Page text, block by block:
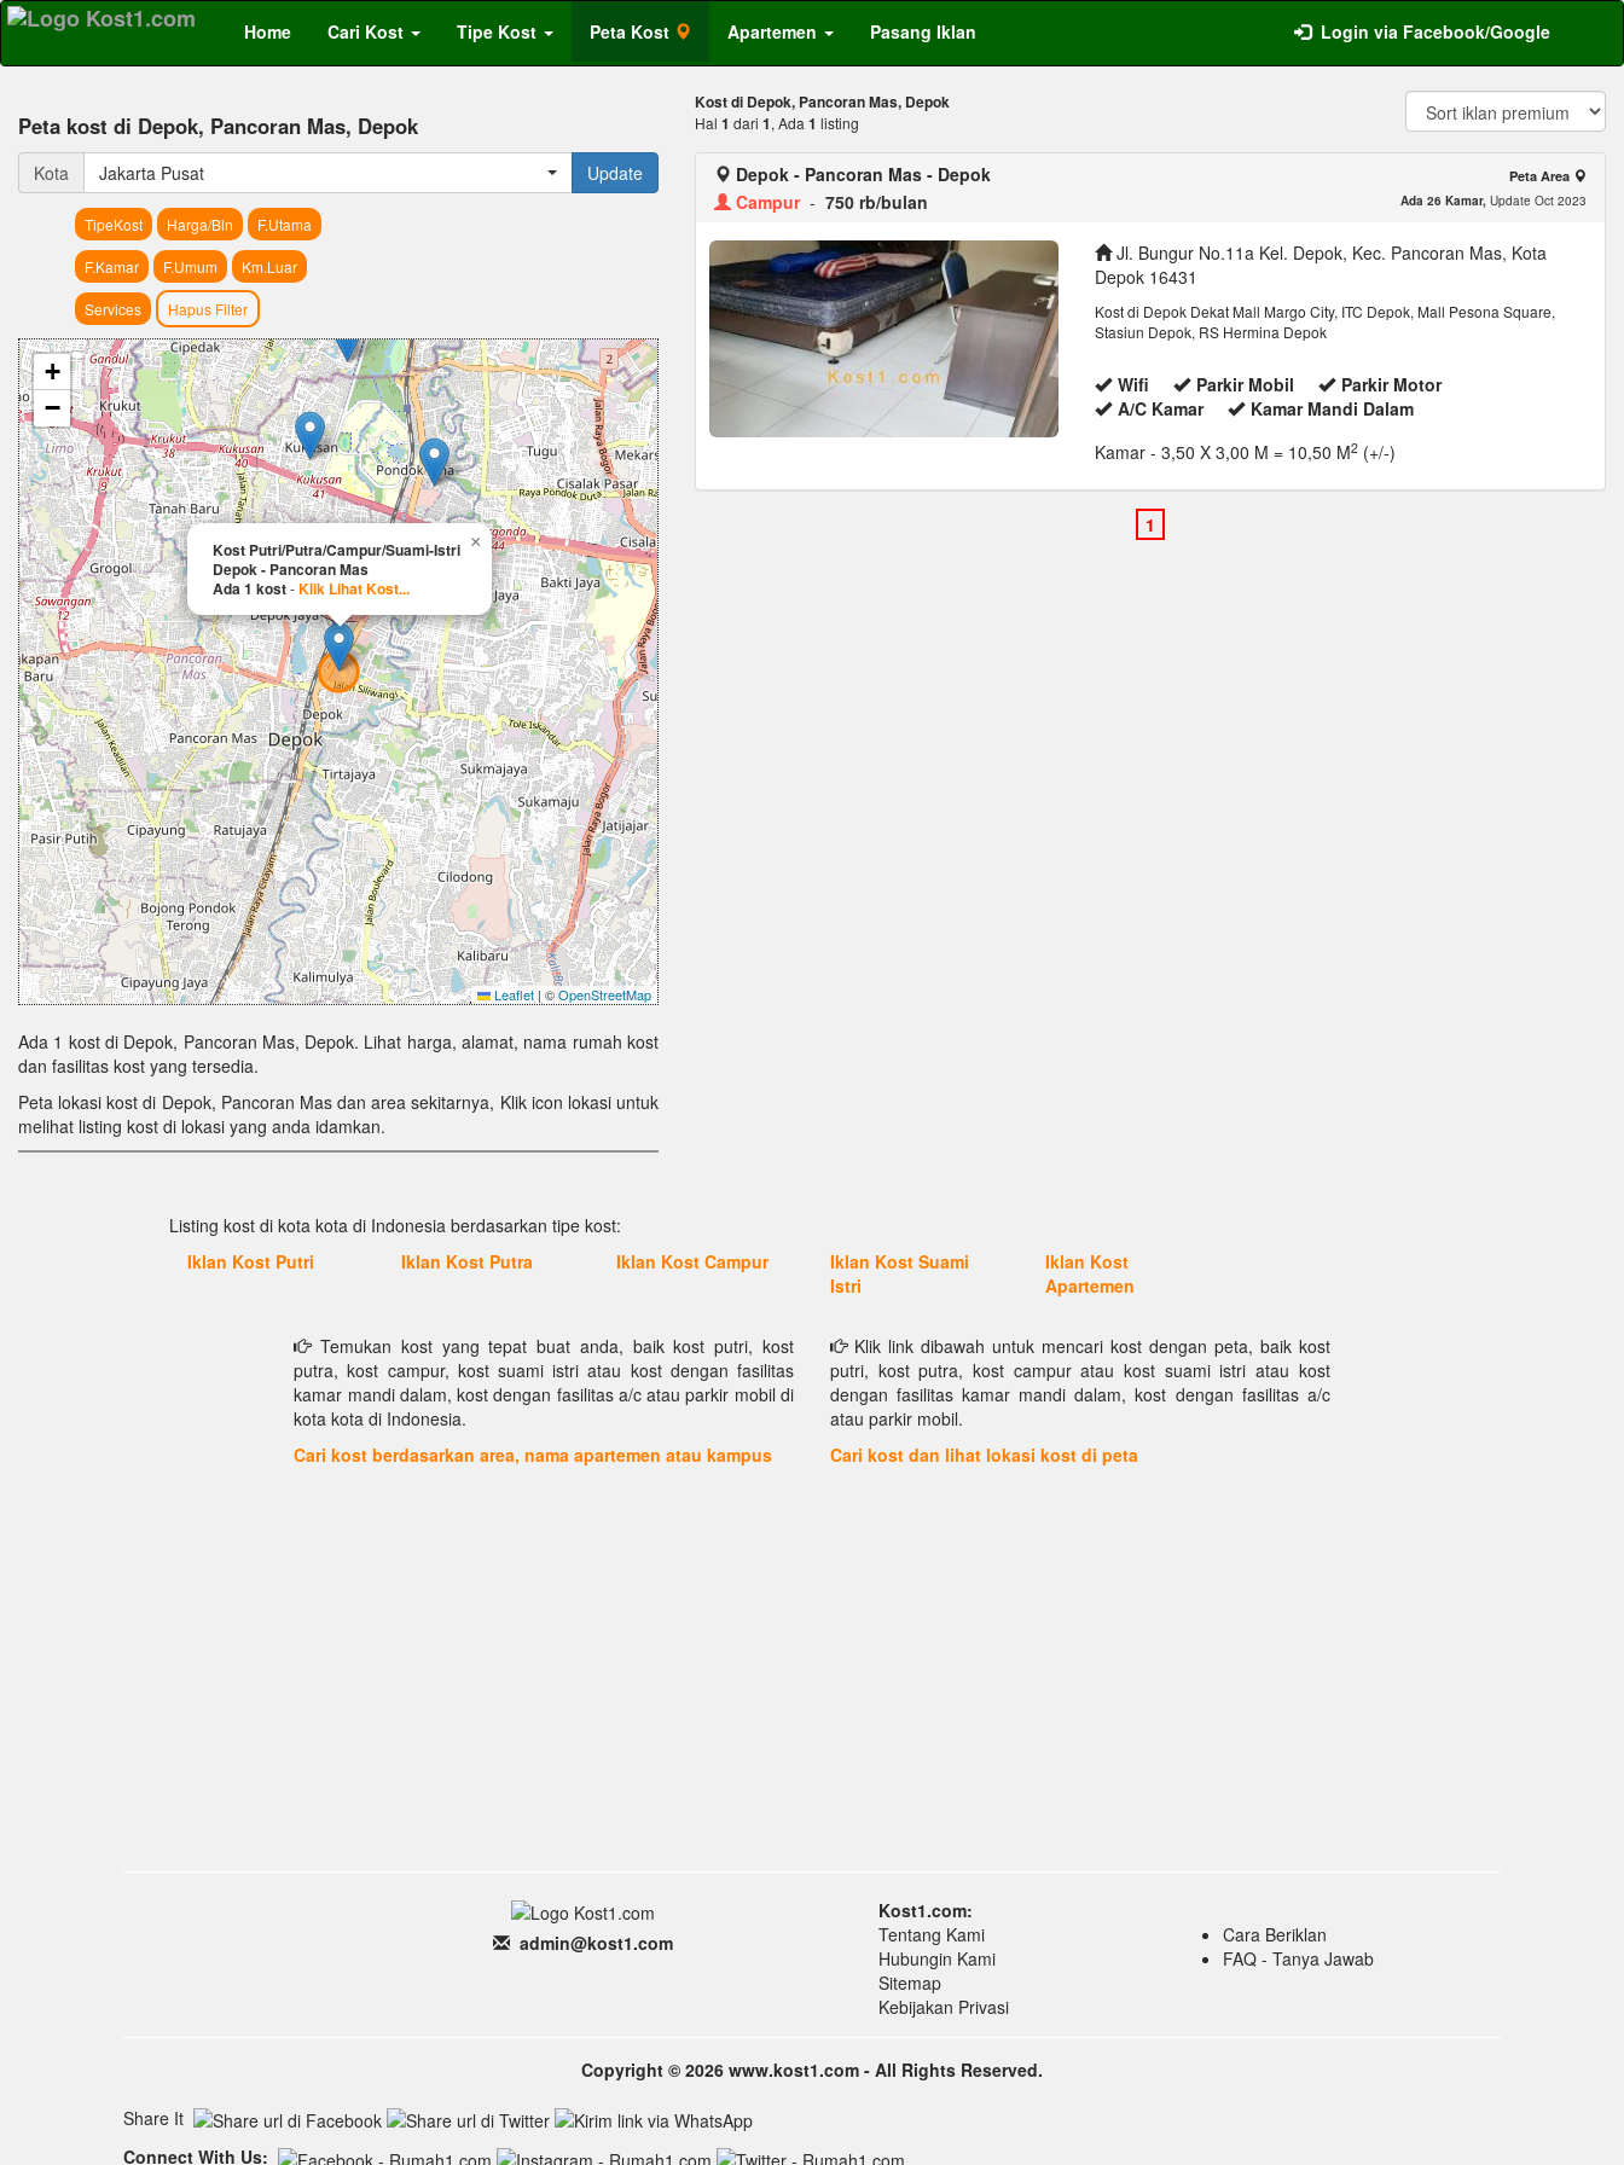
Home Cari Kost Tipe Kost Peta Kost Apartemen Pasang Iklan Login via Facebook/Google
Peta kost di Depok, Pancoran Mas, Depok
Kota Jakarta Pusat Update
TipeKost Harga/Bln F.Utama
F.Kamar F.Umum Km.Luar
Services Hapus Filter
Kost Putri/Putra/Campur/Suami-Istri
Depok - Pancoran Mas
Ada 1 kost-Klik Lihat Kost...
×
+
−
Leaflet | ©OpenStreetMap
Ada 1 kost di Depok, Pancoran Mas, Depok. Lihat harga, alamat, nama rumah kost
dan fasilitas kost yang tersedia.
Peta lokasi kost di Depok, Pancoran Mas dan area sekitarnya, Klik icon lokasi untuk
melihat listing kost di lokasi yang anda idamkan.
Kost di Depok, Pancoran Mas, Depok
Hal 1 dari 1, Ada 1 listing
Depok - Pancoran Mas - Depok
Campur- 750 rb/bulan
Peta Area
Ada 26 Kamar, Update Oct 2023
Jl. Bungur No.11a Kel. Depok, Kec. Pancoran Mas, Kota
Depok 16431
Kost di Depok Dekat Mall Margo City, ITC Depok, Mall Pesona Square,
Stasiun Depok, RS Hermina Depok
Wifi Parkir Mobil
Parkir Motor
A/C Kamar
Kamar Mandi Dalam
Kamar- 3,50 X 3,00 M = 10,50 M2 (+/-)
Listing kost di kota kota di Indonesia berdasarkan tipe kost:
Iklan Kost Putri
Iklan Kost Putra Iklan Kost Campur
Iklan Kost Suami
Istri
Iklan Kost
Apartemen
Temukan kost yang tepat buat anda, baik kost putri, kost
putra, kost campur, kost suami istri atau kost dengan fasilitas
kamar mandi dalam, kost dengan fasilitas a/c atau parkir mobil di
kota kota di Indonesia.
Cari kost berdasarkan area, nama apartemen atau kampus
Klik link dibawah untuk mencari kost dengan peta, baik kost
putri, kost putra, kost campur atau kost suami istri atau kost
dengan fasilitas kamar mandi dalam, kost dengan fasilitas a/c
atau parkir mobil.
Cari kost dan lihat lokasi kost di peta
admin@kost1.com
Kost1.com:
Tentang Kami
Hubungin Kami
Sitemap
Kebijakan Privasi
Cara Beriklan
FAQ - Tanya Jawab
Copyright © 2026 www.kost1.com - All Rights Reserved.
Share It
Connect With Us: